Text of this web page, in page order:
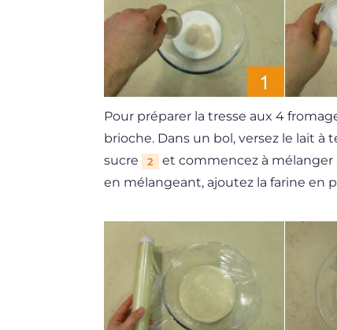
Pour préparer la tresse aux 4
brioche. Dans un bol, versez le lait
sucre
2
et commencez à
en mélangeant, ajoutez la farine en